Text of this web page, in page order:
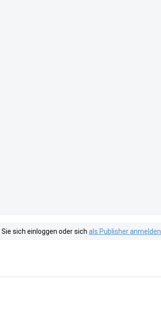
sich einloggen oder sich als Publisher anmelden